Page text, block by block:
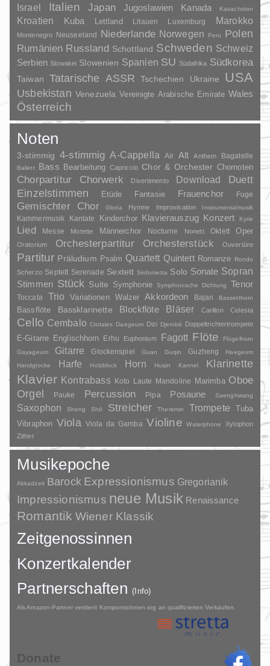
Israel
Italien Japan Jugoslawien Kanada Kasachstan
Kroatien Kuba Lettland Litauen Luxemburg Marokko
Montenegro Neuseeland Niederlande Norwegen Peru
Polen
Rumänien Russland Schottland Schweden Schweiz
Serbien Slowakei Slowenien Spanien SU Südafrika Südkorea
Taiwan Tatarische ASSR Tschechien Ukraine USA
Usbekistan Venezuela Vereinigte Arabische Emirate Wales
Österreich
Noten
3-stimmig 4-stimmig A-Cappella Air Alt Anthem Bagatelle
Ballett Bass Bearbeitung Capriccio Chor & Orchester Chornoten
Chorpartitur Chorwerk Divertimento Download
Duett
Einzelstimmen
Etüde Fantasie Frauenchor Fuge
Gemischter Chor Gloria Hymne Improvisation Instrumentalmusik
Kammermusik Kantate Kinderchor Klavierauszug Konzert Kyrie
Lied Messe Motette Männerchor Nocturne Nonett Oktett Oper
Oratorium Orchesterpartitur Orchesterstück Ouvertüre
Partitur Präludium Psalm Quartett Quintett Romanze Rondo
Scherzo Septett Serenade Sextett Sinfonietta Solo Sonate Sopran
Stimmen Stück Suite Symphonie Symphonische Dichtung Tenor
Toccata Trio Variationen Walzer Akkordeon Bajan Bassetthorn
Bassflöte Bassklarinette Blockflöte Bläser Carillon Celesta
Cello Cembalo Crotales Daegeum Dizi Djembé Doppeltrichtertrompete
E-Gitarre Englischhorn Erhu Euphonium Fagott Flöte
Flügelhorn
Gayageum
Gitarre Glockenspiel Guan Guqin Guzheng
Haegeum
Handglocke
Harfe Holzblock Horn Huqin Kannel Klarinette
Klavier Kontrabass Koto Laute Mandoline Marimba Oboe
Orgel Pauke Percussion Pipa Posaune Saenghwang
Saxophon Sheng Shō Streicher Theremin Trompete
Tuba
Vibraphon Viola Viola da Gamba Violine Waterphone
Xylophon
Zither
Musikepoche
Akkadzeit Barock Expressionismus Gregorianik
Impressionismus neue Musik Renaissance
Romantik Wiener Klassik
Zeitgenossinnen
Konzertkalender
Partnerschaften(Info)
Als Amazon-Partner verdient Komponistinnen.org an qualifizierten Verkäufen.
Donate